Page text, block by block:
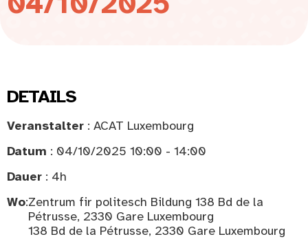
DETAILS
Veranstalter : ACAT Luxembourg
Datum : 04/10/2025 10:00 - 14:00
Dauer : 4h
Wo:Zentrum fir politesch Bildung 138 Bd de la
Pétrusse, 2330 Gare Luxembourg
138 Bd de la Pétrusse, 2330 Gare Luxembourg